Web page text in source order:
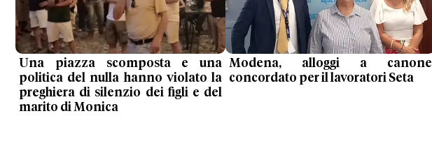
Una piazza scomposta e una
politica del nulla hanno violato la
preghiera di silenzio dei figli e del
marito di Monica
Modena, alloggi a canone
concordato per il lavoratori Seta